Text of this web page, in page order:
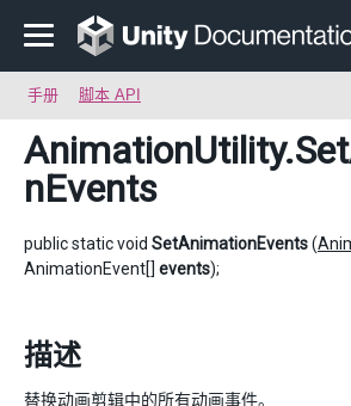
手册 脚本 API
AnimationUtility
nEvents
public static void SetAnimationEvents(
AnimationEvent[] events);
描述
替换动画剪辑中的所有动画事件。